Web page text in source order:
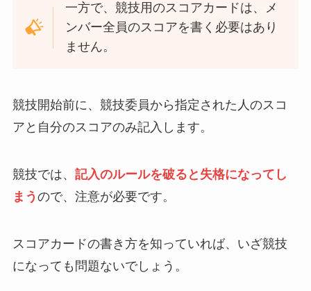
一方で、競技用のスコアカードは、メ
ンバー全員のスコアを書く必要はあり
ません。
競技開始前に、競技委員から指定された人のスコ
アと自分のスコアのみ記入します。
競技では、 記入のルールを破ると失格になってし
まう ので、注意が必要です。
スコアカードの書き方を知っていれば、いざ競技
になっても問題ないでしょう。